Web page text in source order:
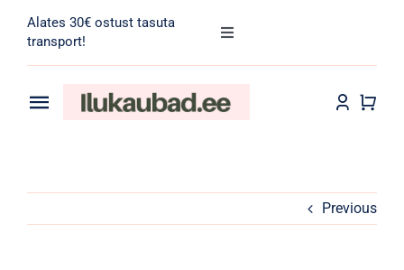
content
Alates 30€ ostust tasuta
transport!
Toggle
for:
Toggle
Previous